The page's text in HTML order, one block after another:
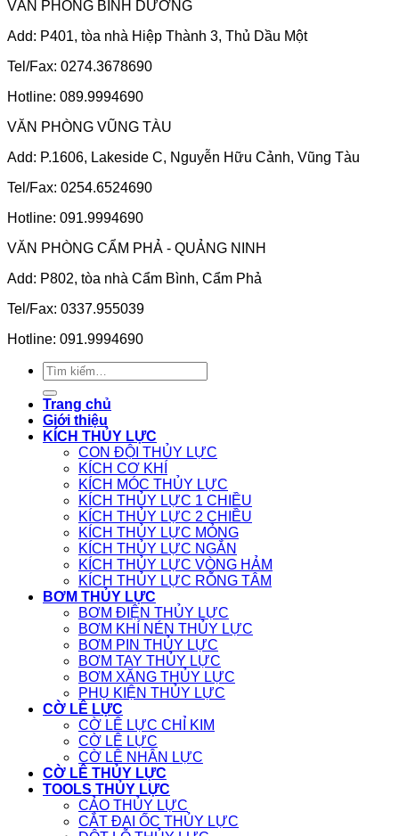
VĂN PHÒNG BÌNH DƯƠNG
Add: P401, tòa nhà Hiệp Thành 3, Thủ Dầu Một
Tel/Fax: 0274.3678690
Hotline: 089.9994690
VĂN PHÒNG VŨNG TÀU
Add: P.1606, Lakeside C, Nguyễn Hữu Cảnh, Vũng Tàu
Tel/Fax: 0254.6524690
Hotline: 091.9994690
VĂN PHÒNG CẨM PHẢ - QUẢNG NINH
Add: P802, tòa nhà Cẩm Bình, Cẩm Phả
Tel/Fax: 0337.955039
Hotline: 091.9994690
Tìm
kiếm:
Trang chủ
Giới thiệu
KÍCH THỦY LỰC
CON ĐỘI THỦY LỰC
KÍCH CƠ KHÍ
KÍCH MÓC THỦY LỰC
KÍCH THỦY LỰC 1 CHIỀU
KÍCH THỦY LỰC 2 CHIỀU
KÍCH THỦY LỰC MỎNG
KÍCH THỦY LỰC NGẮN
KÍCH THỦY LỰC VÒNG HẢM
KÍCH THỦY LỰC RỖNG TÂM
BƠM THỦY LỰC
BƠM ĐIỆN THỦY LỰC
BƠM KHÍ NÉN THỦY LỰC
BƠM PIN THỦY LỰC
BƠM TAY THỦY LỰC
BƠM XĂNG THỦY LỰC
PHỤ KIỆN THỦY LỰC
CỜ LÊ LỰC
CỜ LÊ LỰC CHỈ KIM
CỜ LÊ LỰC
CỜ LÊ NHÂN LỰC
CỜ LÊ THỦY LỰC
TOOLS THỦY LỰC
CẢO THỦY LỰC
CẮT ĐAI ỐC THỦY LỰC